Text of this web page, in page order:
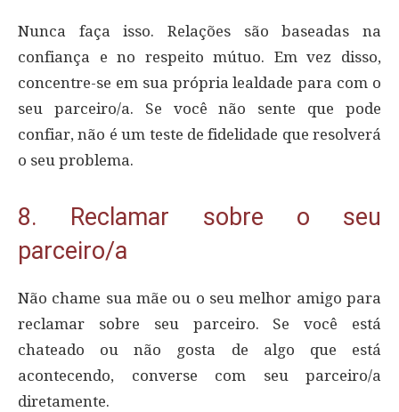
Nunca faça isso. Relações são baseadas na
confiança e no respeito mútuo. Em vez disso,
concentre-se em sua própria lealdade para com o
seu parceiro/a. Se você não sente que pode
confiar, não é um teste de fidelidade que resolverá
o seu problema.
8. Reclamar sobre o seu
parceiro/a
Não chame sua mãe ou o seu melhor amigo para
reclamar sobre seu parceiro. Se você está
chateado ou não gosta de algo que está
acontecendo, converse com seu parceiro/a
diretamente.